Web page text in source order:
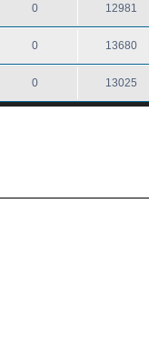
0 12981
0 13680
0 13025